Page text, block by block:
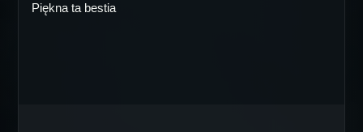
Piękna ta bestia